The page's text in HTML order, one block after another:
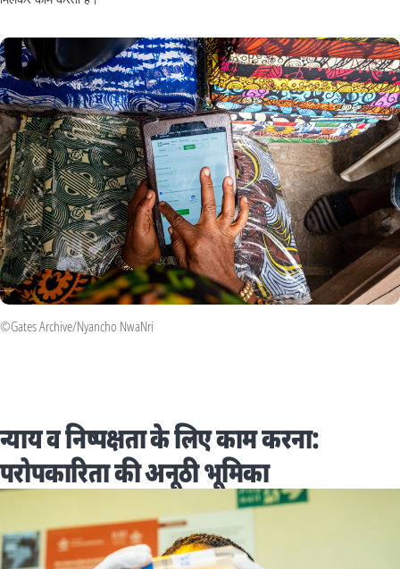
©Gates Archive/Nyancho NwaNri
न्याय व निष्पक्षता के लिए काम करना:
परोपकारिता की अनूठी भूमिका